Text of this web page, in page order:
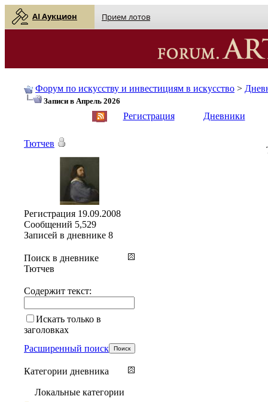
AI Аукцион Прием лотов
Форум по искусству и инвестициям в искусство >
Записи в Апрель 2026
Регистрация Дневники
Тютчев
Регистрация 19.09.2008
Сообщений 5,529
Записей в дневнике 8
Поиск в дневнике
Тютчев
Содержит текст:
Искать только в
заголовках
Расширенный поиск
Категории дневника
Локальные категории